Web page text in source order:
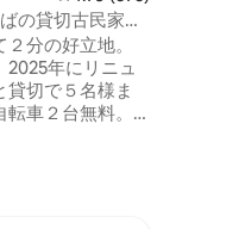
の貸切古民家｜
Hideaway
分の好立地。
2025年にリニュ
貸切で５名様ま
車２台無料。
分、モノレー
分、スラムダ